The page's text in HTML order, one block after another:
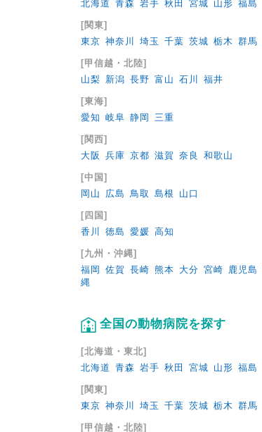
北海道 青森 岩手 秋田 宮城 山形 福島
[関東]
東京 神奈川 埼玉 千葉 茨城 栃木 群馬
[甲信越・北陸]
山梨 新潟 長野 富山 石川 福井
[東海]
愛知 岐阜 静岡 三重
[関西]
大阪 兵庫 京都 滋賀 奈良 和歌山
[中国]
岡山
広島 鳥取 島根 山口
[四国]
香川
徳島 愛媛 高知
[九州・沖縄]
福岡
佐賀 長崎 熊本 大分 宮崎 鹿児島
縄
全国の動物病院を探す
[北海道・東北]
北海道 青森 岩手 秋田 宮城 山形 福島
[関東]
東京 神奈川 埼玉 千葉 茨城 栃木 群馬
[甲信越・北陸]